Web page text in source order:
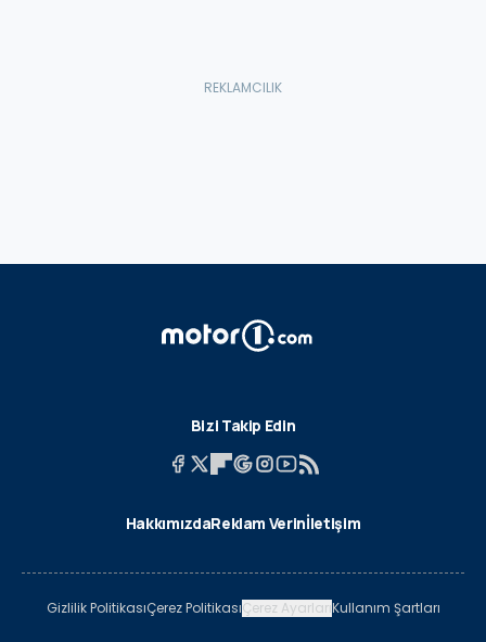
Bizi Takip Edin
HakkımızdaReklam Verinİletişim
Gizlilik PolitikasıÇerez PolitikasıÇerez AyarlarıKullanım Şartları